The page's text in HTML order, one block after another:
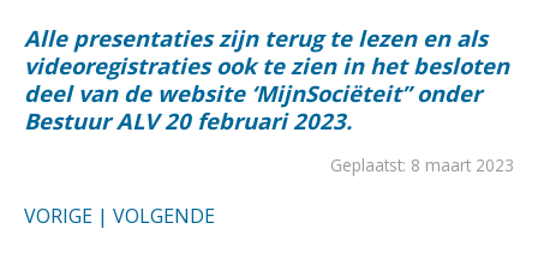
Alle presentaties zijn terug te lezen en als
videoregistraties ook te zien in het besloten
deel van de website ‘MijnSociëteit” onder
Bestuur ALV 20 februari 2023.
Geplaatst: 8 maart 2023
VORIGE | VOLGENDE